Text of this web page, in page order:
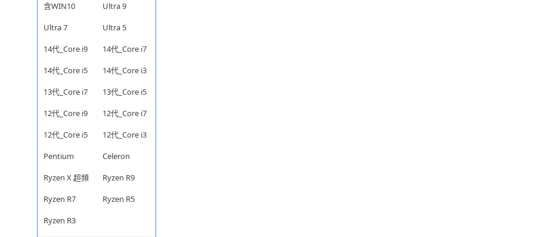
含WIN10
Ultra 9
Ultra 7
Ultra 5
14代_Core i9
14代_Core i7
14代_Core i5
14代_Core i3
13代_Core i7
13代_Core i5
12代_Core i9
12代_Core i7
12代_Core i5
12代_Core i3
Pentium
Celeron
Ryzen X 超頻
Ryzen R9
Ryzen R7
Ryzen R5
Ryzen R3